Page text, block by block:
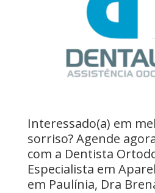
Interessado(a) em
sorriso? Agende
com a Dentista
Especialista em
em Paulínia, Dra